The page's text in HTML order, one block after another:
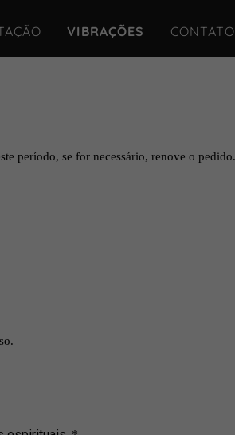
VIBRAÇÕES CONTATO